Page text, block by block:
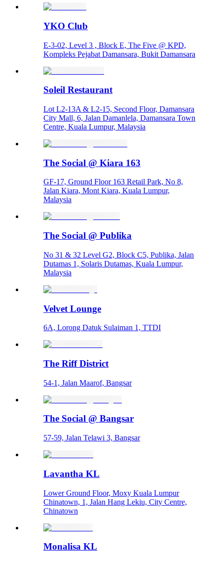
YKO Club
E-3-02, Level 3 , Block E, The Five @ KPD,
Kompleks Pejabat Damansara, Bukit Damansara
Soleil Restaurant
Lot L2-13A & L2-15, Second Floor, Damansara
City Mall, 6, Jalan Damanlela, Damansara Town
Centre, Kuala Lumpur, Malaysia
The Social @ Kiara 163
GF-17, Ground Floor 163 Retail Park, No 8,
Jalan Kiara, Mont Kiara, Kuala Lumpur,
Malaysia
The Social @ Publika
No 31 & 32 Level G2, Block C5, Publika, Jalan
Dutamas 1, Solaris Dutamas, Kuala Lumpur,
Malaysia
Velvet Lounge
6A, Lorong Datuk Sulaiman 1, TTDI
The Riff District
54-1, Jalan Maarof, Bangsar
The Social @ Bangsar
57-59, Jalan Telawi 3, Bangsar
Lavantha KL
Lower Ground Floor, Moxy Kuala Lumpur
Chinatown, 1, Jalan Hang Lekiu, City Centre,
Chinatown
Monalisa KL